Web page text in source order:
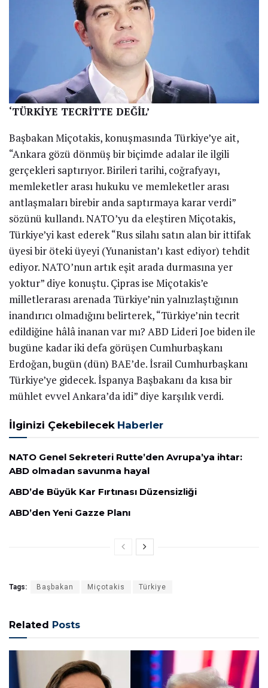
‘TÜRKİYE TECRİTTE DEĞİL’
Başbakan Miçotakis, konuşmasında Türkiye’ye ait,
“Ankara gözü dönmüş bir biçimde adalar ile ilgili
gerçekleri saptırıyor. Birileri tarihi, coğrafyayı,
memleketler arası hukuku ve memleketler arası
antlaşmaları birebir anda saptırmaya karar verdi”
sözünü kullandı. NATO’yu da eleştiren Miçotakis,
Türkiye’yi kast ederek “Rus silahı satın alan bir ittifak
üyesi bir öteki üyeyi (Yunanistan’ı kast ediyor) tehdit
ediyor. NATO’nun artık eşit arada durmasına yer
yoktur” diye konuştu. Çipras ise Miçotakis’e
milletlerarası arenada Türkiye’nin yalnızlaştığının
inandırıcı olmadığını belirterek, “Türkiye’nin tecrit
edildiğine hâlâ inanan var mı? ABD Lideri Joe biden ile
bugüne kadar iki defa görüşen Cumhurbaşkanı
Erdoğan, bugün (dün) BAE’de. İsrail Cumhurbaşkanı
Türkiye’ye gidecek. İspanya Başbakanı da kısa bir
mühlet evvel Ankara’da idi” diye karşılık verdi.
İlginizi Çekebilecek Haberler
NATO Genel Sekreteri Rutte’den Avrupa’ya ihtar:
ABD olmadan savunma hayal
ABD’de Büyük Kar Fırtınası Düzensizliği
ABD’den Yeni Gazze Planı
Tags: Başbakan Miçotakis Türkiye
Related Posts